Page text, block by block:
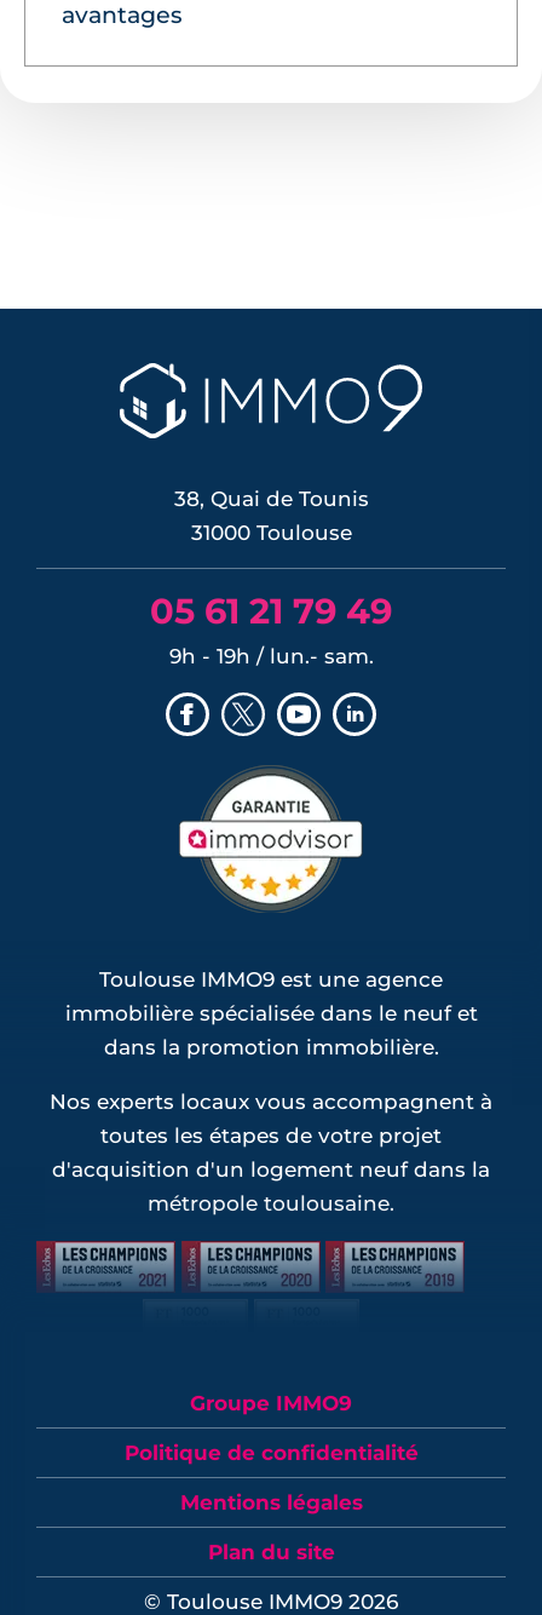
avantages
38, Quai de Tounis
31000 Toulouse
05 61 21 79 49
9h - 19h / lun.- sam.
Toulouse IMMO9 est une agence
immobilière spécialisée dans le neuf et
dans la promotion immobilière.
Nos experts locaux vous accompagnent à
toutes les étapes de votre projet
d'acquisition d'un logement neuf dans la
métropole toulousaine.
Groupe IMMO9
Politique de confidentialité
Mentions légales
Plan du site
© Toulouse IMMO9 2026